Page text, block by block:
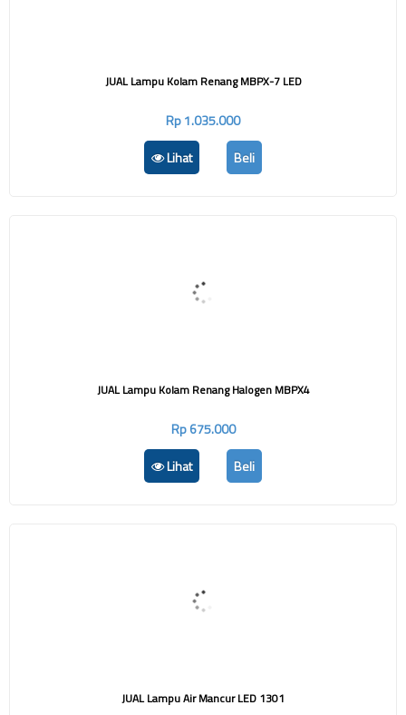
JUAL Lampu Kolam Renang MBPX-7 LED
Rp 1.035.000
Lihat
Beli
JUAL Lampu Kolam Renang Halogen MBPX4
Rp 675.000
Lihat
Beli
JUAL Lampu Air Mancur LED 1301